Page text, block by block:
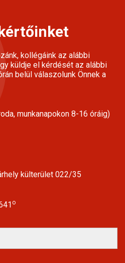
kollégáink az alábbi
küldje el kérdését az alábbi
belül válaszolunk Önnek a
munkanapokon 8-16 óráig)
külterület 022/35
o